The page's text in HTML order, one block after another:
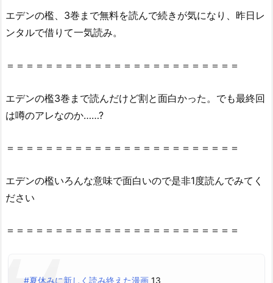
ロ
ン）
p、
r
r
全
ペ
エデンの檻、3巻まで無料を読んで続きが気になり、昨日レ
ンタルで借りて一気読み。
＝＝＝＝＝＝＝＝＝＝＝＝＝＝＝＝＝＝＝＝＝＝＝＝
エデンの檻3巻まで読んだけど割と面白かった。でも最終回
は噂のアレなのか……?
＝＝＝＝＝＝＝＝＝＝＝＝＝＝＝＝＝＝＝＝＝＝＝＝
エデンの檻いろんな意味で面白いので是非1度読んでみてく
ださい
＝＝＝＝＝＝＝＝＝＝＝＝＝＝＝＝＝＝＝＝＝＝＝＝
#夏休みに新しく読み終えた漫画 13